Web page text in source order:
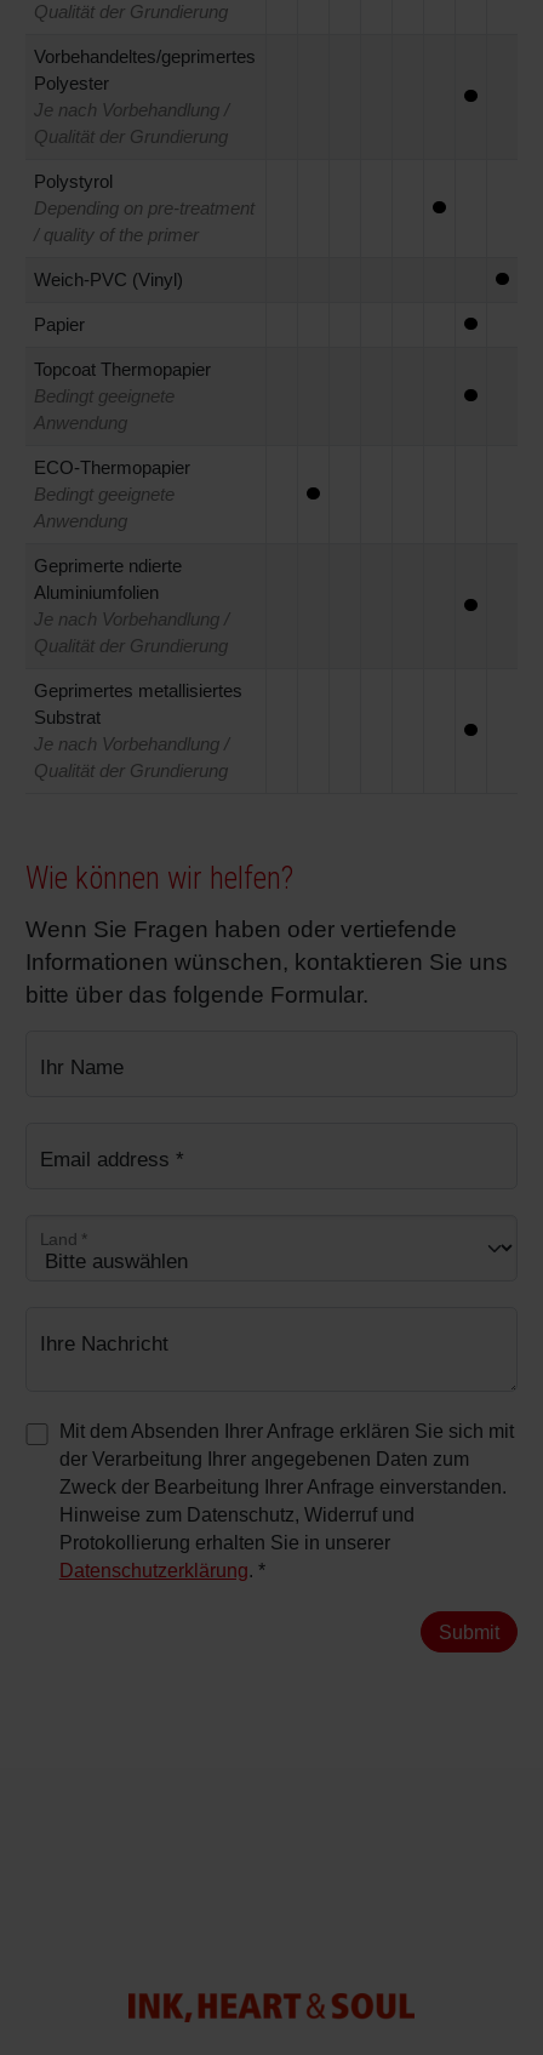
Qualität der Grundierung
Vorbehandeltes/geprimertes
Polyester
Je nach Vorbehandlung /
Qualität der Grundierung
Polystyrol
Depending on pre-treatment
/ quality of the primer
Weich-PVC (Vinyl)
Papier
Topcoat Thermopapier
Bedingt geeignete
Anwendung
ECO-Thermopapier
Bedingt geeignete
Anwendung
Geprimerte ndierte
Aluminiumfolien
Je nach Vorbehandlung /
Qualität der Grundierung
Geprimertes metallisiertes
Substrat
Je nach Vorbehandlung /
Qualität der Grundierung
Wie können wir helfen?
Wenn Sie Fragen haben oder vertiefende
Informationen wünschen, kontaktieren Sie uns
bitte über das folgende Formular.
Ihr Name
Email address *
Land *
Ihre Nachricht
Mit dem Absenden Ihrer Anfrage erklären Sie sich mit
der Verarbeitung Ihrer angegebenen Daten zum
Zweck der Bearbeitung Ihrer Anfrage einverstanden.
Hinweise zum Datenschutz, Widerruf und
Protokollierung erhalten Sie in unserer
Datenschutzerklärung. *
Submit